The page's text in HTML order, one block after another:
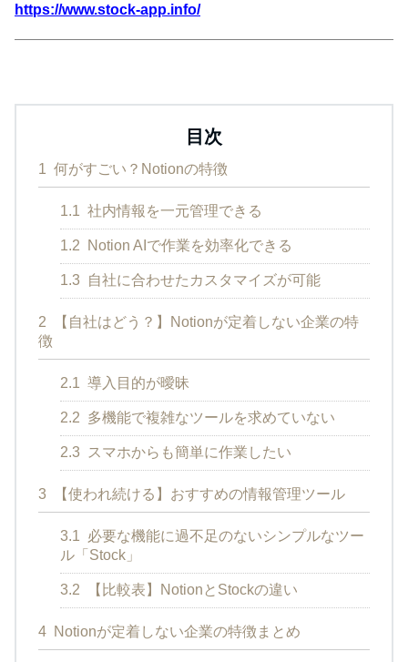
https://www.stock-app.info/
目次
1 何がすごい？Notionの特徴
1.1 社内情報を一元管理できる
1.2 Notion AIで作業を効率化できる
1.3 自社に合わせたカスタマイズが可能
2
【自社はどう？】Notionが定着しない企業の特
徴
2.1 導入目的が曖昧
2.2 多機能で複雑なツールを求めていない
2.3 スマホからも簡単に作業したい
3 【使われ続ける】おすすめの情報管理ツール
3.1 必要な機能に過不足のないシンプルなツー
ル「Stock」
3.2 【比較表】NotionとStockの違い
4 Notionが定着しない企業の特徴まとめ